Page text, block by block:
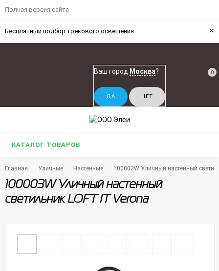
Полная версия сайта
Бесплатный подбор трекового освещения ×
Ваш город Москва? 0
КАТАЛОГ ТОВАРОВ
Главная Уличные Настенные 100003W Уличный настенный
100003W Уличный настенный
светильник LOFT IT Verona